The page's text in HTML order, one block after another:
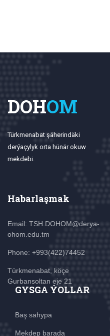
DOHOM
Türkmenabat şäherindäki
derýaçylyk orta hünär okuw
mekdebi.
Habarlaşmak
Email: TSH.DOHOM@derya-
ohom.edu.tm
Phone: +993(422)74452
Türkmenabat, köçe
Gurbansoltan eje 21
GYSGA ÝOLLAR
Baş sahypa
Mekdep barada